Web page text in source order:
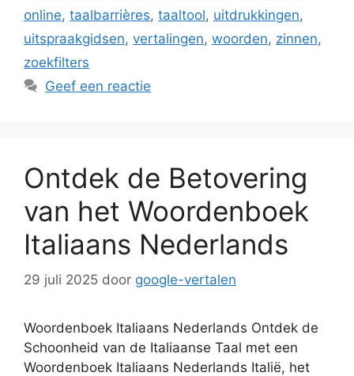
online, taalbarrières, taaltool, uitdrukkingen,
uitspraakgidsen, vertalingen, woorden, zinnen,
zoekfilters
Geef een reactie
Ontdek de Betovering
van het Woordenboek
Italiaans Nederlands
29 juli 2025 door google-vertalen
Woordenboek Italiaans Nederlands Ontdek de
Schoonheid van de Italiaanse Taal met een
Woordenboek Italiaans Nederlands Italië, het